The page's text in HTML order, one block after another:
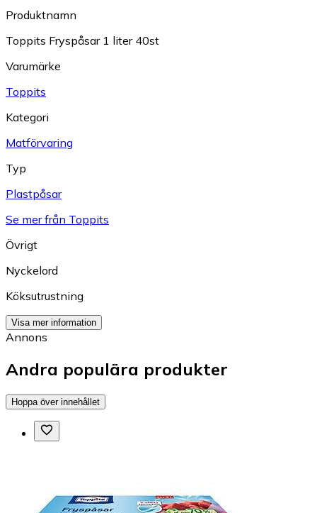
Produktnamn
Toppits Fryspåsar 1 liter 40st
Varumärke
Toppits
Kategori
Matförvaring
Typ
Plastpåsar
Se mer från Toppits
Övrigt
Nyckelord
Köksutrustning
Visa mer information
Annons
Andra populära produkter
Hoppa över innehållet